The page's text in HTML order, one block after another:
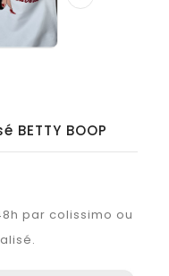
BOOP
par colissimo ou